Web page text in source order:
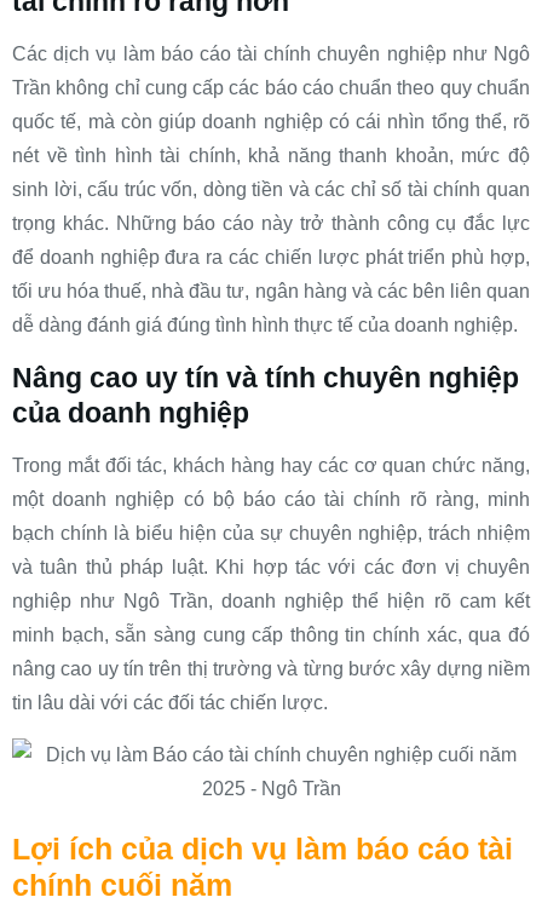
Các dịch vụ làm báo cáo tài chính chuyên nghiệp như Ngô
Trần không chỉ cung cấp các báo cáo chuẩn theo quy chuẩn
quốc tế, mà còn giúp doanh nghiệp có cái nhìn tổng thể, rõ
nét về tình hình tài chính, khả năng thanh khoản, mức độ
sinh lời, cấu trúc vốn, dòng tiền và các chỉ số tài chính quan
trọng khác. Những báo cáo này trở thành công cụ đắc lực
để doanh nghiệp đưa ra các chiến lược phát triển phù hợp,
tối ưu hóa thuế, nhà đầu tư, ngân hàng và các bên liên quan
dễ dàng đánh giá đúng tình hình thực tế của doanh nghiệp.
Nâng cao uy tín và tính chuyên nghiệp
của doanh nghiệp
Trong mắt đối tác, khách hàng hay các cơ quan chức năng,
một doanh nghiệp có bộ báo cáo tài chính rõ ràng, minh
bạch chính là biểu hiện của sự chuyên nghiệp, trách nhiệm
và tuân thủ pháp luật. Khi hợp tác với các đơn vị chuyên
nghiệp như Ngô Trần, doanh nghiệp thể hiện rõ cam kết
minh bạch, sẵn sàng cung cấp thông tin chính xác, qua đó
nâng cao uy tín trên thị trường và từng bước xây dựng niềm
tin lâu dài với các đối tác chiến lược.
Lợi ích của dịch vụ làm báo cáo tài
chính cuối năm